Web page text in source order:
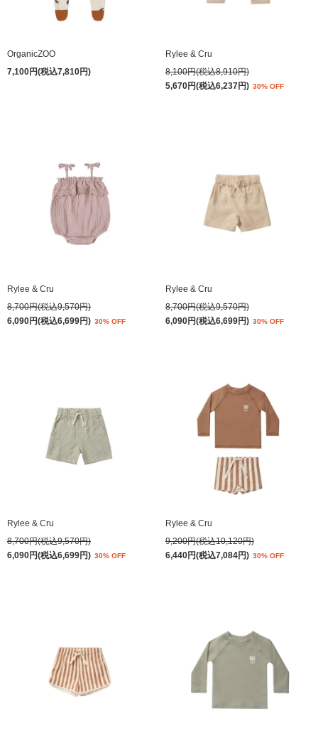
OrganicZOO
7,100円(税込7,810円)
Rylee & Cru
8,100円(税込8,910円)
5,670円(税込6,237円) 30% OFF
Rylee & Cru
8,700円(税込9,570円)
6,090円(税込6,699円) 30% OFF
Rylee & Cru
8,700円(税込9,570円)
6,090円(税込6,699円) 30% OFF
Rylee & Cru
8,700円(税込9,570円)
6,090円(税込6,699円) 30% OFF
Rylee & Cru
9,200円(税込10,120円)
6,440円(税込7,084円) 30% OFF